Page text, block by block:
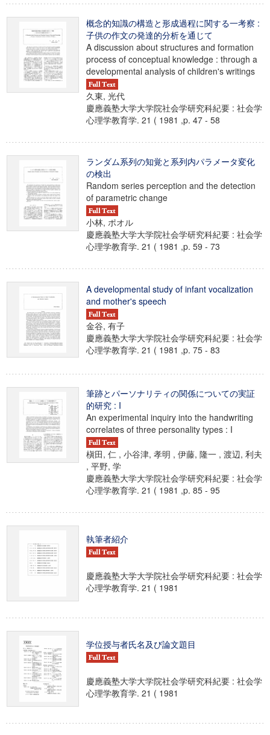
概念的知識の構造と形成過程に関する一考察 :
子供の作文の発達的分析を通じて
A discussion about structures and formation
process of conceptual knowledge : through a
developmental analysis of children's writings
久東, 光代
慶應義塾大学大学院社会学研究科紀要 : 社会学
心理学教育学. 21 ( 1981 ,p. 47 - 58
ランダム系列の知覚と系列内パラメータ変化
の検出
Random series perception and the detection
of parametric change
小林, ポオル
慶應義塾大学大学院社会学研究科紀要 : 社会学
心理学教育学. 21 ( 1981 ,p. 59 - 73
A developmental study of infant vocalization
and mother's speech
金谷, 有子
慶應義塾大学大学院社会学研究科紀要 : 社会学
心理学教育学. 21 ( 1981 ,p. 75 - 83
筆跡とパーソナリティの関係についての実証
的研究 : I
An experimental inquiry into the handwriting
correlates of three personality types : I
槇田, 仁 , 小谷津, 孝明 , 伊藤, 隆一 , 渡辺, 利夫
, 平野, 学
慶應義塾大学大学院社会学研究科紀要 : 社会学
心理学教育学. 21 ( 1981 ,p. 85 - 95
執筆者紹介
慶應義塾大学大学院社会学研究科紀要 : 社会学
心理学教育学. 21 ( 1981
学位授与者氏名及び論文題目
慶應義塾大学大学院社会学研究科紀要 : 社会学
心理学教育学. 21 ( 1981